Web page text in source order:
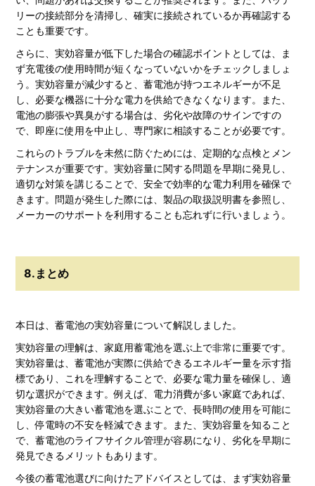
リーの接続部分を清掃し、確実に接続されているか再確認する
ことも重要です。
さらに、実効容量が低下した場合の確認ポイントとしては、ま
ず充電後の使用時間が短くなっていないかをチェックしましょ
う。実効容量が減少すると、蓄電池が持つエネルギーが不足
し、必要な機器に十分な電力を供給できなくなります。また、
電池の膨張や異臭がする場合は、劣化や故障のサインですの
で、即座に使用を中止し、専門家に相談することが必要です。
これらのトラブルを未然に防ぐためには、定期的な点検とメン
テナンスが重要です。実効容量に関する問題を早期に発見し、
適切な対策を講じることで、安全で効率的な電力利用を確保で
きます。問題が発生した際には、製品の取扱説明書を参照し、
メーカーのサポートを利用することも忘れずに行いましょう。
8.まとめ
本日は、蓄電池の実効容量について解説しました。
実効容量の理解は、家庭用蓄電池を選ぶ上で非常に重要です。
実効容量は、蓄電池が実際に供給できるエネルギー量を示す指
標であり、これを理解することで、必要な電力量を確保し、適
切な選択ができます。例えば、電力消費が多い家庭であれば、
実効容量の大きい蓄電池を選ぶことで、長時間の使用を可能に
し、停電時の不安を軽減できます。また、実効容量を知ること
で、蓄電池のライフサイクル管理が容易になり、劣化を早期に
発見できるメリットもあります。
今後の蓄電池選びに向けたアドバイスとしては、まず実効容量